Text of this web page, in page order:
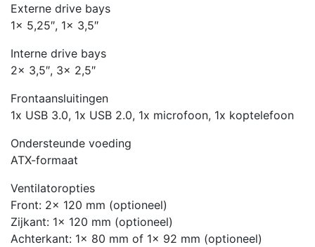
Externe drive bays
1x 5,25″, 1x 3,5″
Interne drive bays
2x 3,5″, 3x 2,5″
Frontaansluitingen
1x USB 3.0, 1x USB 2.0, 1x microfoon, 1x koptelefoon
Ondersteunde voeding
ATX-formaat
Ventilatoropties
Front: 2x 120 mm (optioneel)
Zijkant: 1x 120 mm (optioneel)
Achterkant: 1x 80 mm of 1x 92 mm (optioneel)